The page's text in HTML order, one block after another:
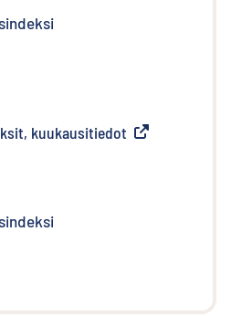
kuukausitiedot Ulkoinen linkki